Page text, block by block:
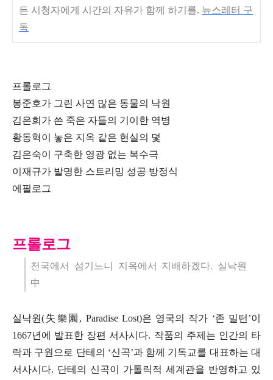
든 시청자에게 시간의 자유가 함께 하기를. 뉴스레터 구
독
프롤로그
봉준호가 그린 사연 많은 동물의 낙원
김은희가 쓴 죽은 자들의 기이한 역병
황동혁이 놓은 지옥 같은 현실의 덫
김은숙이 구축한 영광 없는 복수극
이재규가 발명한 스트리밍 성공 방정식
에필로그
프롤로그
천국에서 섬기느니 지옥에서 지배하겠다. 실낙원
中
실낙원(失樂園, Paradise Lost)은 영국의 작가 ‘존 밀턴’이
1667년에 발표한 장편 서사시다. 작품의 주제는 인간의 타
락과 구원으로 단테의 ‘신곡’과 함께 기독교를 대표하는 대
서사시다. 단테의 신곡이 가톨릭적 세계관을 반영하고 있